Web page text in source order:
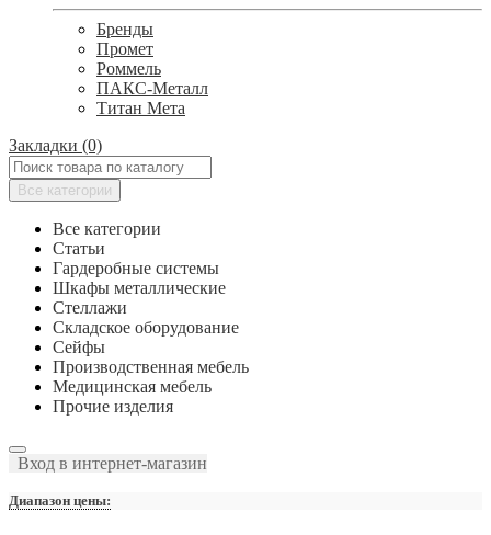
Бренды
Промет
Роммель
ПАКС-Металл
Титан Мета
Закладки (0)
Все категории
Все категории
Статьи
Гардеробные системы
Шкафы металлические
Стеллажи
Складское оборудование
Сейфы
Производственная мебель
Медицинская мебель
Прочие изделия
Вход в интернет-магазин
Диапазон цены: